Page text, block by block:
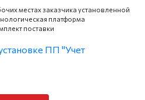
местах заказчика установленной
платформа
поставки
ПП "Учет